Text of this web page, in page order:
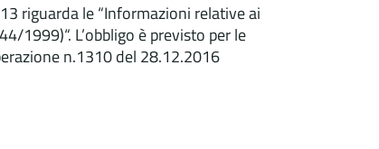
riguarda le “Informazioni relative ai
1999)“. L’obbligo è previsto per le
n.1310 del 28.12.2016